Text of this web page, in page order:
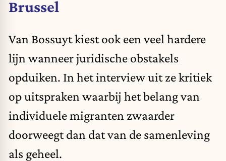
Brussel
Van Bossuyt kiest ook een veel hardere
lijn wanneer juridische obstakels
opduiken. In het interview uit ze kritiek
op uitspraken waarbij het belang van
individuele migranten zwaarder
doorweegt dan dat van de samenleving
als geheel.